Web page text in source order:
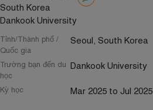
South Korea
Dankook University
Tỉnh/Thành phố /
Quốc gia
Seoul, South Korea
Trường bạn đến du
học
Dankook University
Kỳ học Mar 2025 to Jul 2025